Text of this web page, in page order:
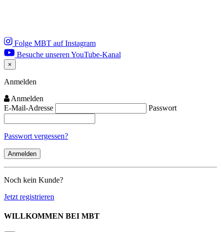
Folge MBT auf Instagram
Besuche unseren YouTube-Kanal
×
Close
Anmelden
Anmelden
E-Mail-Adresse
Passwort
Passwort vergessen?
Noch kein Kunde?
Jetzt registrieren
WILLKOMMEN BEI MBT